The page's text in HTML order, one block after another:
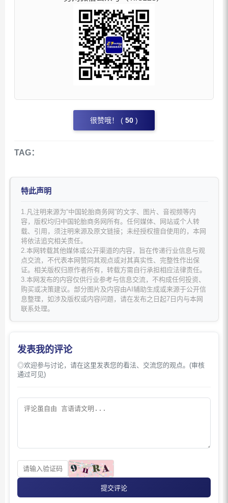
很赞哦！ ( 50 )
TAG：
特此声明
1.凡注明来源为“中国轮胎商务网”的文字、图片、音视频等内
容，版权均归中国轮胎商务网所有。任何媒体、网站或个人转
载、引用，须注明来源及原文链接；未经授权擅自使用的，本网
将依法追究相关责任。
2.本网转载其他媒体或公开渠道的内容，旨在传递行业信息与观
点交流，不代表本网赞同其观点或对其真实性、完整性作出保
证。相关版权归原作者所有，转载方需自行承担相应法律责任。
3.本网发布的内容仅供行业参考与信息交流，不构成任何投资、
购买或决策建议。部分图片及内容由AI辅助生成或来源于公开信
息整理，如涉及版权或内容问题，请在发布之日起7日内与本网
联系处理。
发表我的评论
◎欢迎参与讨论，请在这里发表您的看法、交流您的观点。(审核
通过可见)
提交评论